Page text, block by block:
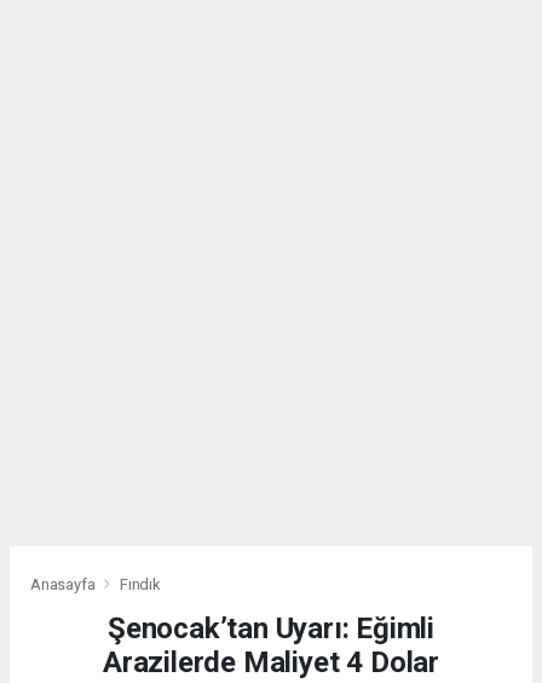
Anasayfa Fındık
Şenocak’tan Uyarı: Eğimli
Arazilerde Maliyet 4 Dolar